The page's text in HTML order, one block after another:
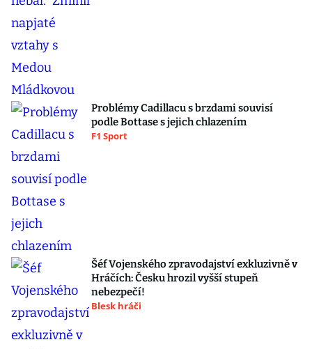
Problémy Cadillacu s brzdami souvisí
podle Bottase s jejich chlazením
F1 Sport
Šéf Vojenského zpravodajství exkluzivně v
Hráčích: Česku hrozil vyšší stupeň
nebezpečí!
Blesk hráči